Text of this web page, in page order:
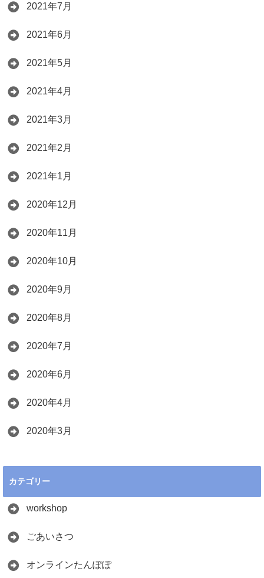
2021年7月
2021年6月
2021年5月
2021年4月
2021年3月
2021年2月
2021年1月
2020年12月
2020年11月
2020年10月
2020年9月
2020年8月
2020年7月
2020年6月
2020年4月
2020年3月
カテゴリー
workshop
ごあいさつ
オンラインたんぽぽ